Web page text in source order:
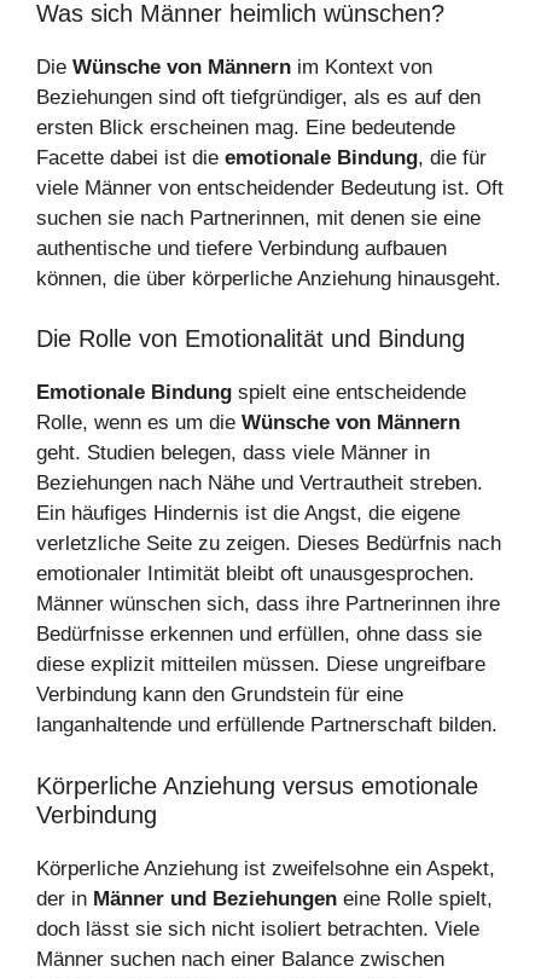
Was sich Männer heimlich wünschen?
Die Wünsche von Männern im Kontext von
Beziehungen sind oft tiefgründiger, als es auf den
ersten Blick erscheinen mag. Eine bedeutende
Facette dabei ist die emotionale Bindung, die für
viele Männer von entscheidender Bedeutung ist. Oft
suchen sie nach Partnerinnen, mit denen sie eine
authentische und tiefere Verbindung aufbauen
können, die über körperliche Anziehung hinausgeht.
Die Rolle von Emotionalität und Bindung
Emotionale Bindung spielt eine entscheidende
Rolle, wenn es um die Wünsche von Männern
geht. Studien belegen, dass viele Männer in
Beziehungen nach Nähe und Vertrautheit streben.
Ein häufiges Hindernis ist die Angst, die eigene
verletzliche Seite zu zeigen. Dieses Bedürfnis nach
emotionaler Intimität bleibt oft unausgesprochen.
Männer wünschen sich, dass ihre Partnerinnen ihre
Bedürfnisse erkennen und erfüllen, ohne dass sie
diese explizit mitteilen müssen. Diese ungreifbare
Verbindung kann den Grundstein für eine
langanhaltende und erfüllende Partnerschaft bilden.
Körperliche Anziehung versus emotionale
Verbindung
Körperliche Anziehung ist zweifelsohne ein Aspekt,
der in Männer und Beziehungen eine Rolle spielt,
doch lässt sie sich nicht isoliert betrachten. Viele
Männer suchen nach einer Balance zwischen